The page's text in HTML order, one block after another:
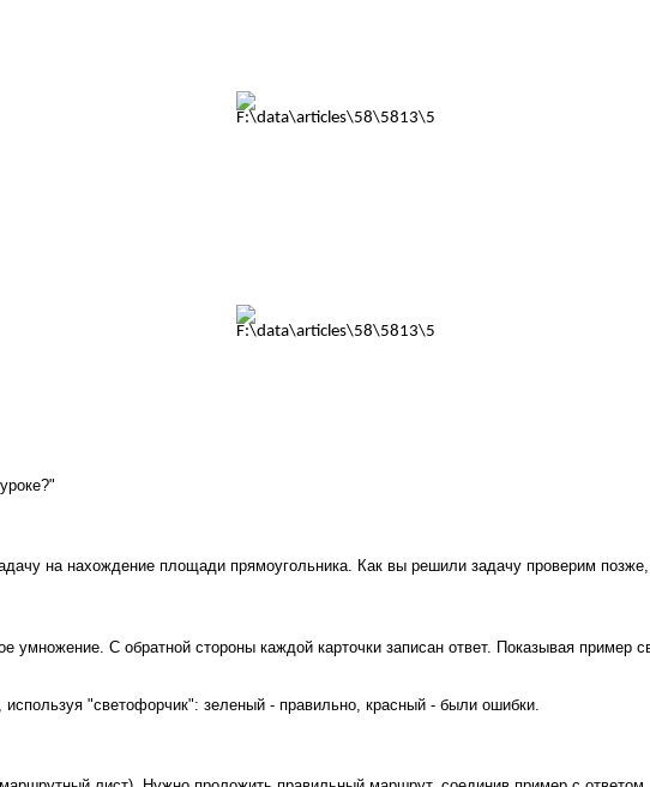
на нахождение площади прямоугольника. Как вы решили задачу проверим
умножение. С обратной стороны каждой карточки записан ответ. Показывая пример
"светофорчик": зеленый - правильно, красный - были ошибки.